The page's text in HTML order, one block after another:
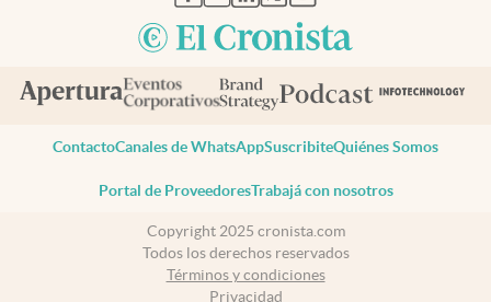
ContactoCanales de WhatsAppSuscribiteQuiénes Somos
Portal de ProveedoresTrabajá con nosotros
Copyright 2025 cronista.com
Todos los derechos reservados
Términos y condiciones
Privacidad